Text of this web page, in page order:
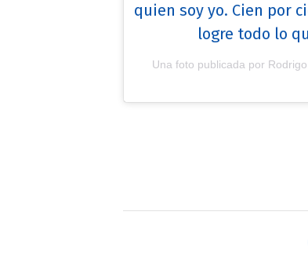
quien soy yo. Cien por
logre todo lo
Una foto publicada por